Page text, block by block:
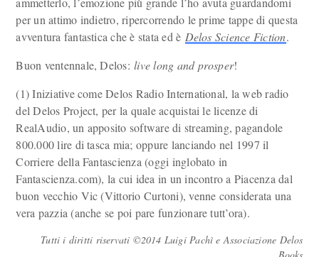
per un attimo indietro, ripercorrendo le prime tappe di questa
avventura fantastica che è stata ed è Delos Science Fiction.
Buon ventennale, Delos:live long and prosper!
(1) Iniziative come Delos Radio International, la web radio
del Delos Project, per la quale acquistai le licenze di
RealAudio, un apposito software di streaming, pagandole
800.000 lire di tasca mia; oppure lanciando nel 1997 il
Corriere della Fantascienza (oggi inglobato in
Fantascienza.com), la cui idea in un incontro a Piacenza dal
buon vecchio Vic (Vittorio Curtoni), venne considerata una
vera pazzia (anche se poi pare funzionare tutt’ora).
Tutti i diritti riservati ©2014 Luigi Pachì e Associazione Delos